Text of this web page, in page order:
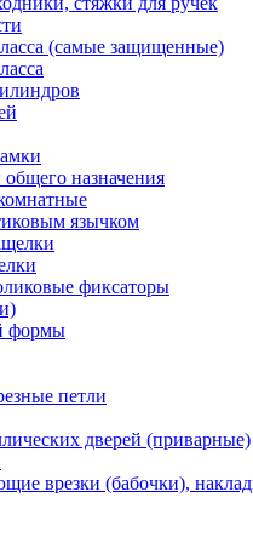
(самые защищенные)
назначения
язычком
фиксаторы
формы
петли
дверей (приварные)
врезки (бабочки),